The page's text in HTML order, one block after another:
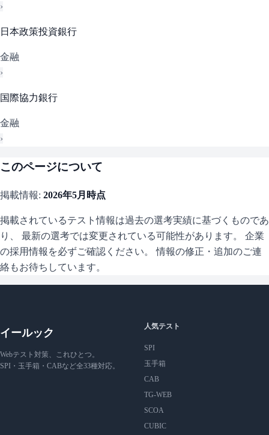
›
日本政策投資銀行
金融
›
国際協力銀行
金融
›
このページについて
掲載情報: 2026年5月 時点
掲載されているテスト情報は過去の選考実績に基づくものであ
り、 最新の選考では変更されている可能性があります。 企業
の採用情報を必ずご確認ください。 情報の修正・追加のご連
絡もお待ちしています。
イールック
Webテスト対策、これひとつ。
SPI・玉手箱・CABなど全33種対応。
人気テスト
SPI
玉手箱
CAB
TG-WEB
SCOA
CUBIC